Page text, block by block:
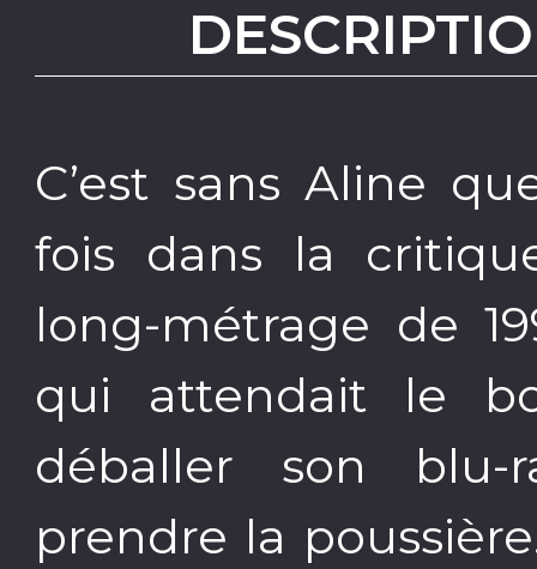
C’est sans Aline
fois dans la
long-métrage de
qui attendait le
déballer son
prendre la